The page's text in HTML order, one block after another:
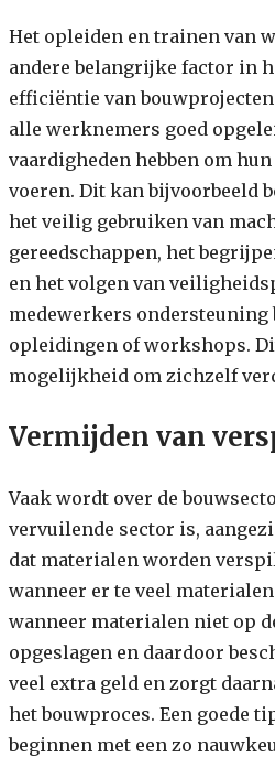
Het opleiden en trainen van
andere belangrijke factor in
efficiëntie van
alle werknemers goed
vaardigheden hebben om
voeren. Dit kan bijvoorbeeld
het veilig gebruiken van
gereedschappen, het
en het volgen van
medewerkers ondersteuning
opleidingen of workshops.
mogelijkheid om zichzelf
Vermijden van
Vaak wordt over de
vervuilende sector is,
dat materialen worden
wanneer er te veel
wanneer materialen niet op
opgeslagen en daardoor
veel extra geld en zorgt
het bouwproces. Een goede
beginnen met een zo